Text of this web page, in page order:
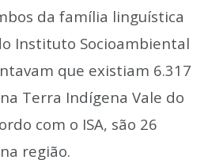
da família linguística
Instituto Socioambiental
que existiam 6.317
Terra Indígena Vale do
com o ISA, são 26
região.